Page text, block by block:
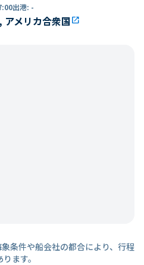
出港: -
メリカ合衆国open_in_new
条件や船会社の都合により、行程
ます。